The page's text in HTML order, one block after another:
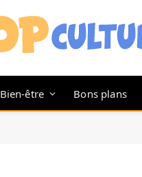
Bien-être Bons plans